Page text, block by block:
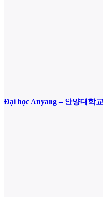
Đại học Anyang – 안양대학교